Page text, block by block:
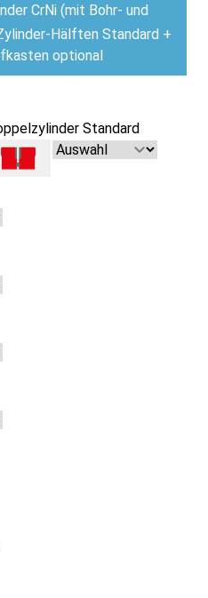
CrNi (mit Bohr- und
Hälften Standard +
optional
Standard